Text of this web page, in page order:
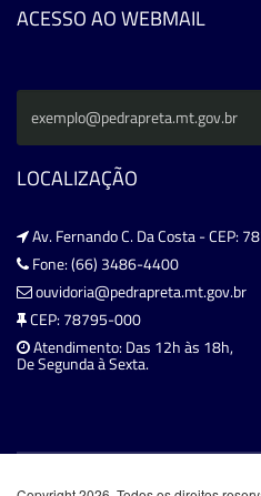
ACESSO AO WEBMAIL
LOCALIZAÇÃO
Av. Fernando C. Da Costa - CEP:
Fone: (66) 3486-4400
ouvidoria@pedrapreta.mt.gov.br
CEP: 78795-000
Atendimento: Das 12h às 18h,
De Segunda à Sexta.